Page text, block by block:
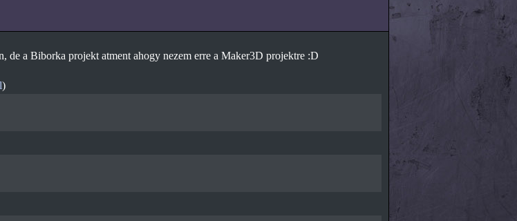
de a Biborka projekt atment ahogy nezem erre a Maker3D projektre :D
)